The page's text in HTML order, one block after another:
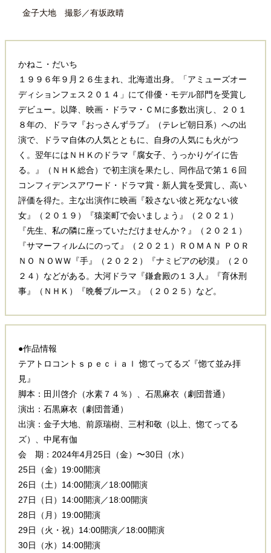
金子大地 撮影／有坂政晴
かねこ・だいち
１９９６年９月２６生まれ、北海道出身。「アミューズオー
ディションフェス２０１４」にて俳優・モデル部門を受賞し
デビュー。以降、映画・ドラマ・ＣＭに多数出演し、２０１
８年の、ドラマ『おっさんずラブ』（テレビ朝日系）への出
演で、ドラマ自体の人気とともに、自身の人気にも火がつ
く。翌年にはＮＨＫのドラマ『腐女子、うっかりゲイに告
る。』（ＮＨＫ総合）で初主演を果たし、同作品で第１６回
コンフィデンスアワード・ドラマ賞・新人賞を受賞し、高い
評価を得た。主な出演作に映画『殺さない彼と死なない彼
女』（２０１９）『猿楽町で会いましょう』（２０２１）
『先生、私の隣に座っていただけませんか？』（２０２１）
『サマーフィルムにのって』（２０２１）ＲＯＭＡＮ ＰＯＲ
ＮＯ ＮＯＷＷ『手』（２０２２）『ナミビアの砂漠』（２０
２４）などがある。大河ドラマ『鎌倉殿の１３人』『育休刑
事』（ＮＨＫ）『晩餐ブルース』（２０２５）など。
●作品情報
テアトロコントｓｐｅｃｉａｌ 惚てってるズ『惚て並み拝
見』
脚本：田川啓介（水素７４％）、石黒麻衣（劇団普通）
演出：石黒麻衣（劇団普通）
出演：金子大地、前原瑞樹、三村和敬（以上、惚てってる
ズ）、中尾有伽
会 期：2024年4月25日（金）〜30日（水）
25日（金）19:00開演
26日（土）14:00開演／18:00開演
27日（日）14:00開演／18:00開演
28日（月）19:00開演
29日（火・祝）14:00開演／18:00開演
30日（水）14:00開演